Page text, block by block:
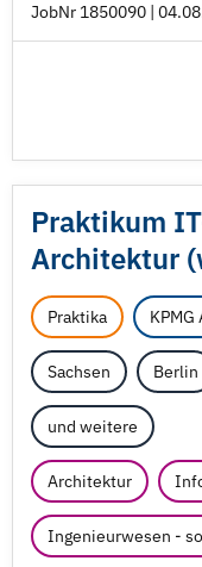
JobNr 1850090 |
Praktikum
Architektur
Praktika
Sachsen Berlin
und weitere
Architektur
Ingenieurwesen -